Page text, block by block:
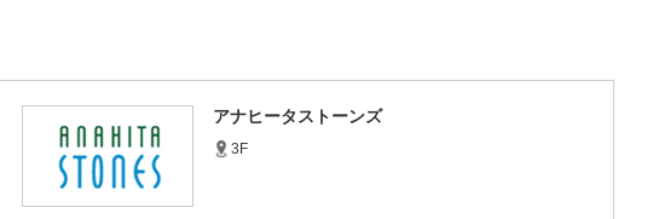
アナヒータストーンズ
3F